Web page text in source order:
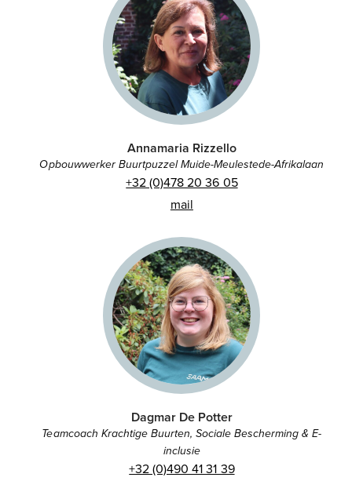
Annamaria Rizzello
Opbouwwerker Buurtpuzzel Muide-Meulestede-Afrikalaan
+32 (0)478 20 36 05
mail
Dagmar De Potter
Teamcoach Krachtige Buurten, Sociale Bescherming & E-
inclusie
+32 (0)490 41 31 39